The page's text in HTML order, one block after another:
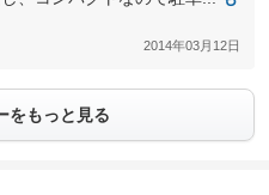
2014年03月12日
をもっと見る